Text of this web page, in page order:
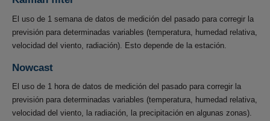
El uso de 1 semana de datos de medición del pasado para corregir la
previsión para determinadas variables (temperatura, humedad relativa,
velocidad del viento, radiación). Esto depende de la estación.
Nowcast
El uso de 1 hora de datos de medición del pasado para corregir la
previsión para determinadas variables (temperatura, humedad relativa,
velocidad del viento, la radiación, la precipitación en algunas zonas).